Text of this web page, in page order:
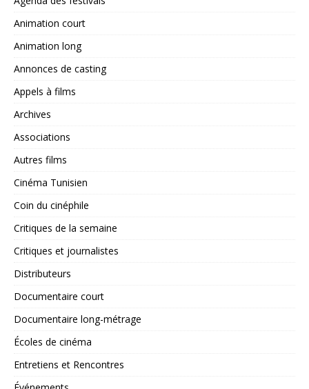
Animation court
Animation long
Annonces de casting
Appels à films
Archives
Associations
Autres films
Cinéma Tunisien
Coin du cinéphile
Critiques de la semaine
Critiques et journalistes
Distributeurs
Documentaire court
Documentaire long-métrage
Écoles de cinéma
Entretiens et Rencontres